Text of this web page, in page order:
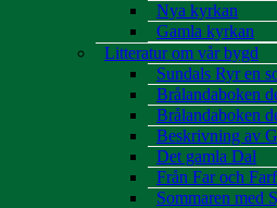
Nya kyrkan
Gamla kyrkan
Litteratur om vår bygd
Sundals Ryr en
Brålandaboken
Brålandaboken
Beskrivning av
Det gamla Dal
Från Far och
Sommaren med